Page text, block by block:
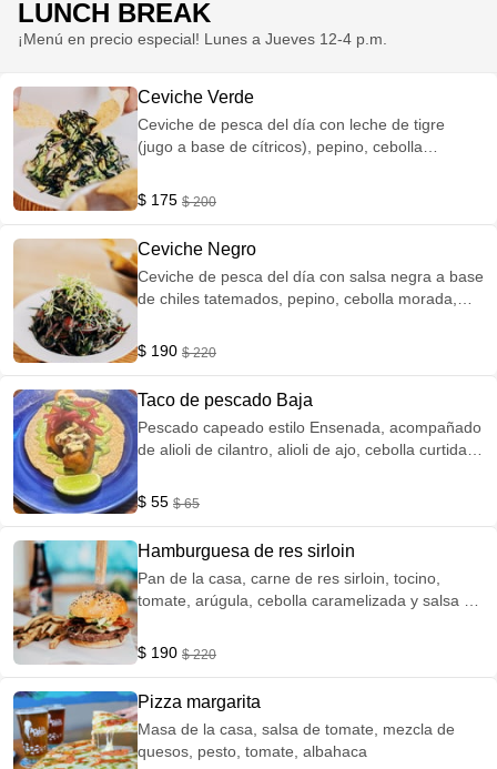
LUNCH BREAK
¡Menú en precio especial! Lunes a Jueves 12-4 p.m.
Ceviche Verde
Ceviche de pesca del día con leche de tigre
(jugo a base de cítricos), pepino, cebolla
$ 175 $ 200
Ceviche Negro
Ceviche de pesca del día con salsa negra a base
de chiles tatemados, pepino, cebolla morada,
$ 190 $ 220
Taco de pescado Baja
Pescado capeado estilo Ensenada, acompañado
de alioli de cilantro, alioli de ajo, cebolla curtida,
$ 55 $ 65
Hamburguesa de res sirloin
Pan de la casa, carne de res sirloin, tocino,
tomate, arúgula, cebolla caramelizada y salsa de
$ 190 $ 220
Pizza margarita
Masa de la casa, salsa de tomate, mezcla de
quesos, pesto, tomate, albahaca